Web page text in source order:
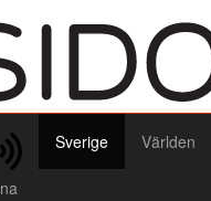
Sverige Världen